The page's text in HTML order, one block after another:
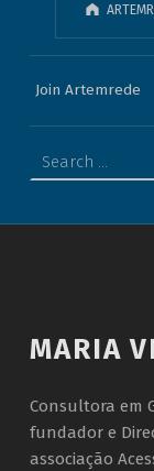
Join Artemrede
Introduction
MARIA
Consultora em
fundador e
associação